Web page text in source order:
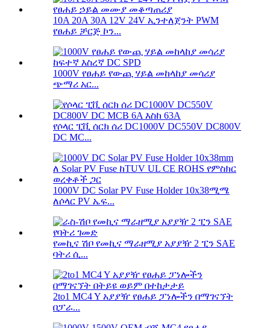
10A 20A 30A 12V 24V ኢንተለጀንት PWM
የፀሐይ ቻርጅ ኮን...
1000V የፀሐይ የውጪ ሃይል መከላከያ መሳሪያ
ጭማሪ አር...
የሶላር ፒቪ ሰርክ ሰሪ DC1000V DC550V DC800V
DC MC...
1000V DC Solar PV Fuse Holder 10x38ሚሜ
ለሶላር PV ኤፍ...
የመኪና ሽቦ የመኪና ማራዘሚያ አያያዥ 2 ፒን SAE
ባትሪ ሲ...
2to1 MC4 Y አያያዥ የፀሐይ ፓነሎችን በማገናኘት
በፓራ...